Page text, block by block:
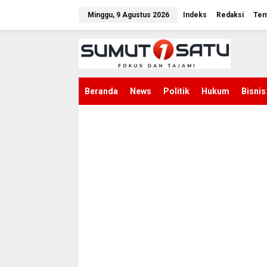
Minggu, 9 Agustus 2026 Indeks Redaksi
Beranda News Politik Hukum Bisnis